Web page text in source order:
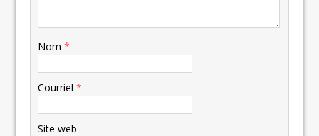
Nom*
Courriel*
Site web